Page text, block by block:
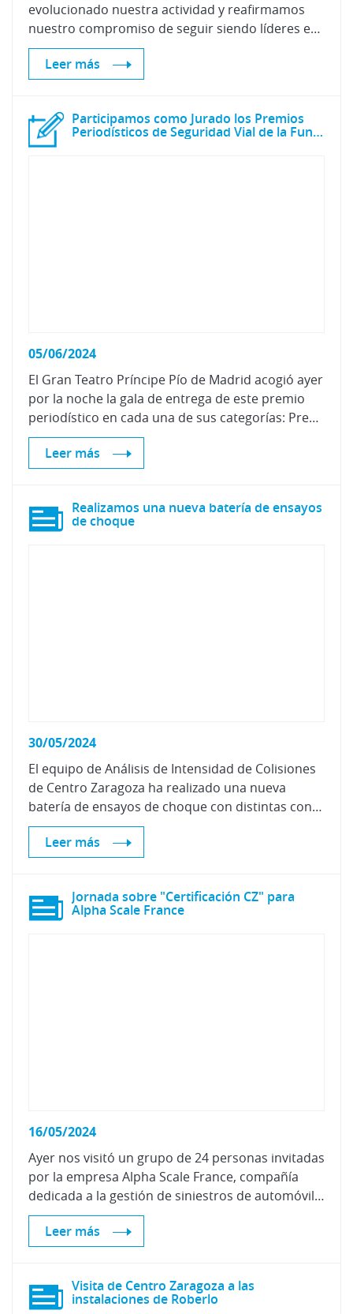
evolucionado nuestra actividad y reafirmamos
nuestro compromiso de seguir siendo líderes en investigación y desarrollo, contribuyendo al progreso y a la seguridad en el sector de la posventa del automóvil.
Leer más
Participamos como Jurado los Premios
Periodísticos de Seguridad Vial de la Fundación Línea Directa
05/06/2024
El Gran Teatro Príncipe Pío de Madrid acogió ayer
por la noche la gala de entrega de este premio
periodístico en cada una de sus categorías: Prensa escrita y Medios Online, Radio, Televisión y Premio Solidario.
Leer más
Realizamos una nueva batería de ensayos
de choque
30/05/2024
El equipo de Análisis de Intensidad de Colisiones
de Centro Zaragoza ha realizado una nueva
batería de ensayos de choque con distintas configuraciones para ampliar su ya extensa base de datos.
Leer más
Jornada sobre "Certificación CZ" para
Alpha Scale France
16/05/2024
Ayer nos visitó un grupo de 24 personas invitadas
por la empresa Alpha Scale France, compañía
dedicada a la gestión de siniestros de automóviles del mercado francés, para conocer nuestros procesos de certificación de recambio y de pintura.
Leer más
Visita de Centro Zaragoza a las
instalaciones de Roberlo